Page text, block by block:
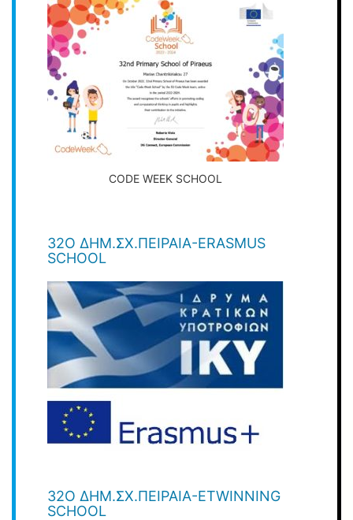
CODE WEEK SCHOOL
32O ΔΗΜ.ΣΧ.ΠΕΙΡΑΙΆ-ERASMUS
SCHOOL
32Ο ΔΗΜ.ΣΧ.ΠΕΙΡΑΙΆ-ETWINNING
SCHOOL